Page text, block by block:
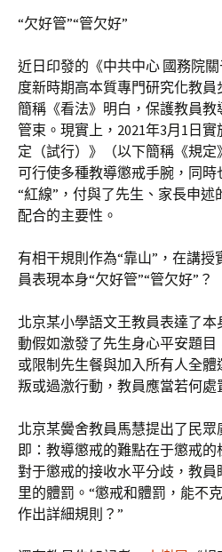
“欠好管”“管欠好”
近日印發的《中共中心 國務院
度新時期高本質專門研究化教
簡稱《看法》明白，保護教員
管束。現實上，2021年3月1日
定（試行）》（以下簡稱《規
可行使多種教導懲戒手腕，同時
“紅線”，付與了先生、家長申
配合的主要性。
有相干規則作為“靠山”，在講
員表現本身“欠好管”“管欠好”？
北京某小學語文王教員表達了
動假如激發了先生身心平安題
或限制先生餐與加入所有人全
叛或過激行動，教員應當若何處
北京某黌舍教員馬慧提出了民眾
即：教導懲戒的難點在于懲戒
對于懲戒的接收水平分歧，教
里的體罰。“懲戒和體罰，能不
作出詳細規則？”